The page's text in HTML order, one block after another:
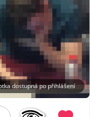
dostupná po přihlášení